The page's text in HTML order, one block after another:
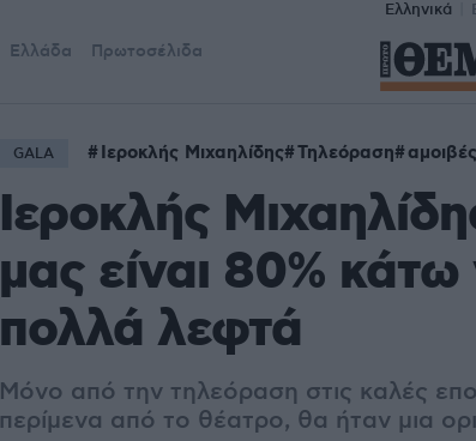
Ελληνικά
Ελλάδα Πρωτοσέλιδα
GALA Ιεροκλής Μιχαηλίδης Τηλεόραση αμοιβές
Ιεροκλής
μας είναι 80% κάτω
πολλά λεφτά
Μόνο από την τηλεόραση στις καλές
περίμενα από το θέατρο, θα ήταν μια